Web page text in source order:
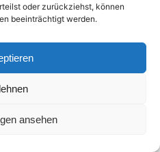
oder zurückziehst, können
beeinträchtigt werden.
ansehen